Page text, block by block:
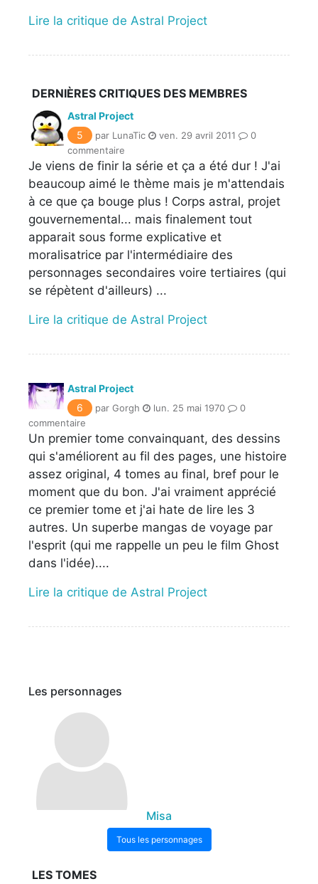
Lire la critique de Astral Project
DERNIÈRES CRITIQUES DES MEMBRES
Astral Project
5
par LunaTic ven. 29 avril 2011
0
commentaire
Je viens de finir la série et ça a été dur ! J'ai
beaucoup aimé le thème mais je m'attendais
à ce que ça bouge plus ! Corps astral, projet
gouvernemental... mais finalement tout
apparait sous forme explicative et
moralisatrice par l'intermédiaire des
personnages secondaires voire tertiaires (qui
se répètent d'ailleurs) ...
Lire la critique de Astral Project
Astral Project
6
par Gorgh lun. 25 mai 1970
0
commentaire
Un premier tome convainquant, des dessins
qui s'améliorent au fil des pages, une histoire
assez original, 4 tomes au final, bref pour le
moment que du bon. J'ai vraiment apprécié
ce premier tome et j'ai hate de lire les 3
autres. Un superbe mangas de voyage par
l'esprit (qui me rappelle un peu le film Ghost
dans l'idée)....
Lire la critique de Astral Project
Les personnages
Misa
Tous les personnages
LES TOMES